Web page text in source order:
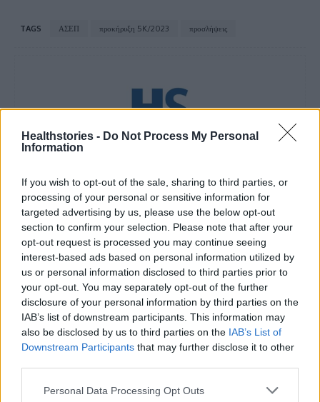
Healthstories - Do Not Process My Personal
Information
If you wish to opt-out of the sale, sharing to third parties, or
processing of your personal or sensitive information for
targeted advertising by us, please use the below opt-out
section to confirm your selection. Please note that after your
opt-out request is processed you may continue seeing
interest-based ads based on personal information utilized by
us or personal information disclosed to third parties prior to
your opt-out. You may separately opt-out of the further
disclosure of your personal information by third parties on the
IAB’s list of downstream participants. This information may
also be disclosed by us to third parties on the IAB’s List of
Downstream Participants that may further disclose it to other
Personal Data Processing Opt Outs
TAGS ΑΣΕΠ προκήρυξη 5K/2023 προσλήψεις
Δείτε Ακόμη
συνεργασία δημοσίου και ιδιωτικού